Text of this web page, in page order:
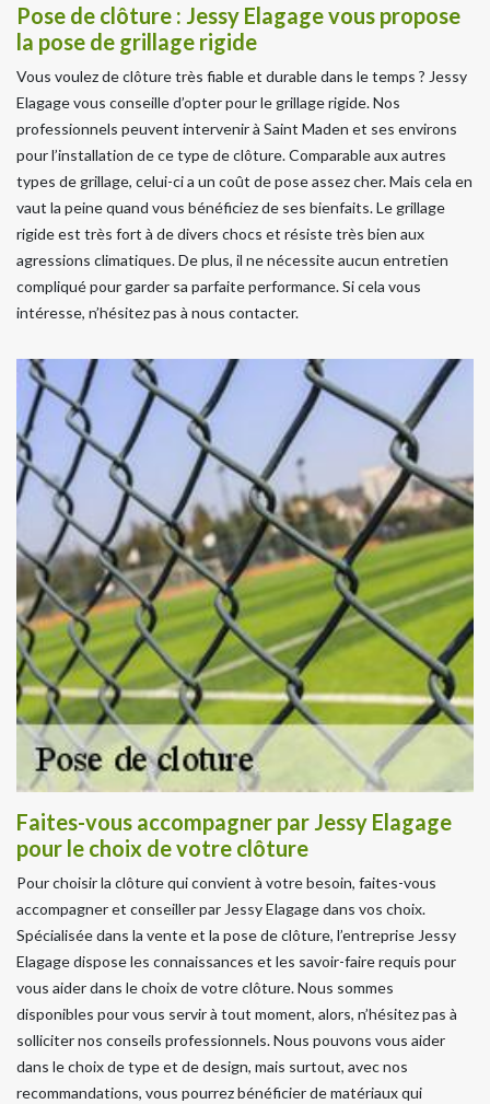
Pose de clôture : Jessy Elagage vous propose
la pose de grillage rigide
Vous voulez de clôture très fiable et durable dans le temps ? Jessy
Elagage vous conseille d’opter pour le grillage rigide. Nos
professionnels peuvent intervenir à Saint Maden et ses environs
pour l’installation de ce type de clôture. Comparable aux autres
types de grillage, celui-ci a un coût de pose assez cher. Mais cela en
vaut la peine quand vous bénéficiez de ses bienfaits. Le grillage
rigide est très fort à de divers chocs et résiste très bien aux
agressions climatiques. De plus, il ne nécessite aucun entretien
compliqué pour garder sa parfaite performance. Si cela vous
intéresse, n’hésitez pas à nous contacter.
Faites-vous accompagner par Jessy Elagage
pour le choix de votre clôture
Pour choisir la clôture qui convient à votre besoin, faites-vous
accompagner et conseiller par Jessy Elagage dans vos choix.
Spécialisée dans la vente et la pose de clôture, l’entreprise Jessy
Elagage dispose les connaissances et les savoir-faire requis pour
vous aider dans le choix de votre clôture. Nous sommes
disponibles pour vous servir à tout moment, alors, n’hésitez pas à
solliciter nos conseils professionnels. Nous pouvons vous aider
dans le choix de type et de design, mais surtout, avec nos
recommandations, vous pourrez bénéficier de matériaux qui